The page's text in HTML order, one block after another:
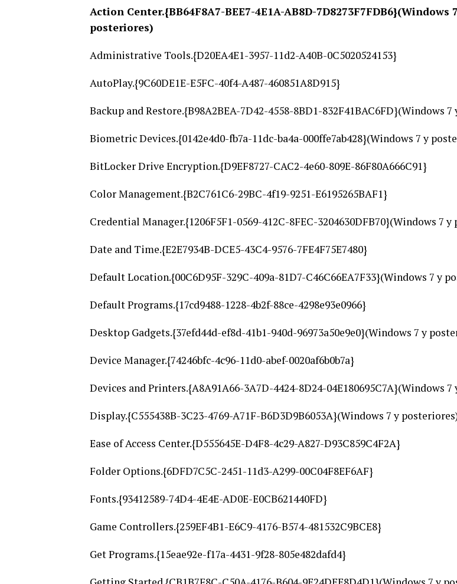
Action Center.{BB64F8A7-BEE7-4E1A-AB8D-7D8273F7FDB6}(Windows
posteriores)
Administrative Tools.{D20EA4E1-3957-11d2-A40B-0C5020524153}
AutoPlay.{9C60DE1E-E5FC-40f4-A487-460851A8D915}
Backup and Restore.{B98A2BEA-7D42-4558-8BD1-832F41BAC6FD}(Windows
Biometric Devices.{0142e4d0-fb7a-11dc-ba4a-000ffe7ab428}(Windows 7 y
BitLocker Drive Encryption.{D9EF8727-CAC2-4e60-809E-86F80A666C91}
Color Management.{B2C761C6-29BC-4f19-9251-E6195265BAF1}
Credential Manager.{1206F5F1-0569-412C-8FEC-3204630DFB70}(Windows 7
Date and Time.{E2E7934B-DCE5-43C4-9576-7FE4F75E7480}
Default Location.{00C6D95F-329C-409a-81D7-C46C66EA7F33}(Windows 7 y
Default Programs.{17cd9488-1228-4b2f-88ce-4298e93e0966}
Desktop Gadgets.{37efd44d-ef8d-41b1-940d-96973a50e9e0}(Windows 7 y
Device Manager.{74246bfc-4c96-11d0-abef-0020af6b0b7a}
Devices and Printers.{A8A91A66-3A7D-4424-8D24-04E180695C7A}(Windows
Display.{C555438B-3C23-4769-A71F-B6D3D9B6053A}(Windows 7 y
Ease of Access Center.{D555645E-D4F8-4c29-A827-D93C859C4F2A}
Folder Options.{6DFD7C5C-2451-11d3-A299-00C04F8EF6AF}
Fonts.{93412589-74D4-4E4E-AD0E-E0CB621440FD}
Game Controllers.{259EF4B1-E6C9-4176-B574-481532C9BCE8}
Get Programs.{15eae92e-f17a-4431-9f28-805e482dafd4}